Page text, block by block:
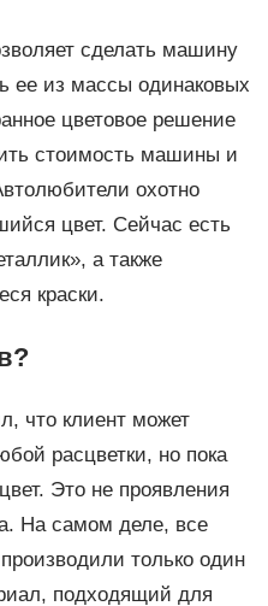
сделать машину
ее из массы одинаковых
цветовое решение
стоимость машины и
охотно
цвет. Сейчас есть
а также
краски.
что клиент может
расцветки, но пока
Это не проявления
На самом деле, все
только один
подходящий для